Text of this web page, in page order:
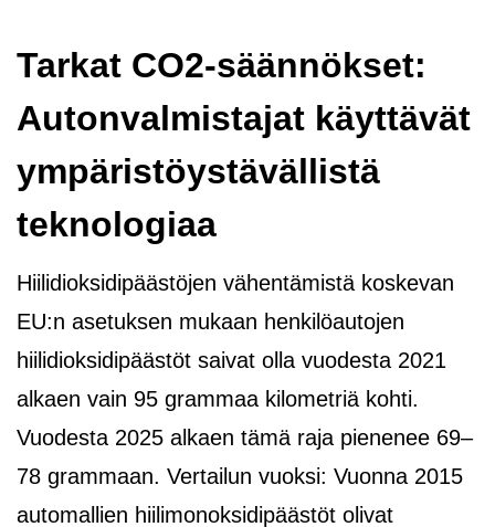
Tarkat CO2-säännökset:
Autonvalmistajat käyttävät
ympäristöystävällistä
teknologiaa
Hiilidioksidipäästöjen vähentämistä koskevan
EU:n asetuksen mukaan henkilöautojen
hiilidioksidipäästöt saivat olla vuodesta 2021
alkaen vain 95 grammaa kilometriä kohti.
Vuodesta 2025 alkaen tämä raja pienenee 69–
78 grammaan. Vertailun vuoksi: Vuonna 2015
automallien hiilimonoksidipäästöt olivat